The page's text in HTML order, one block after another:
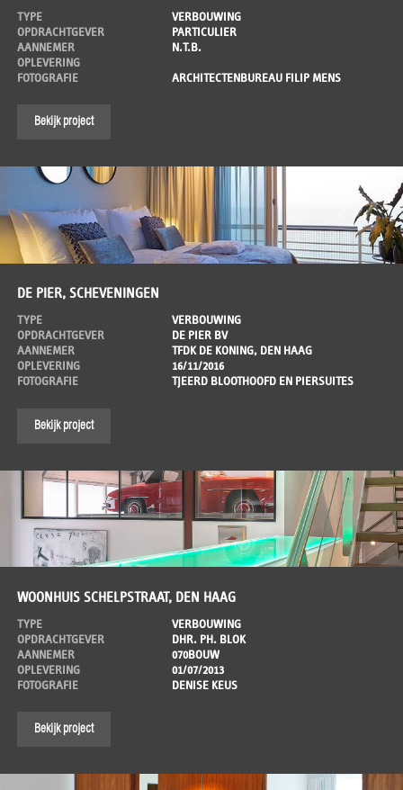
TYPE
VERBOUWING
OPDRACHTGEVER
PARTICULIER
AANNEMER
N.T.B.
OPLEVERING
FOTOGRAFIE
ARCHITECTENBUREAU FILIP MENS
Bekijk project
DE PIER, SCHEVENINGEN
TYPE
VERBOUWING
OPDRACHTGEVER
DE PIER BV
AANNEMER
TFDK DE KONING, DEN HAAG
OPLEVERING
16/11/2016
FOTOGRAFIE
TJEERD BLOOTHOOFD EN PIERSUITES
Bekijk project
WOONHUIS SCHELPSTRAAT, DEN HAAG
TYPE
VERBOUWING
OPDRACHTGEVER
DHR. PH. BLOK
AANNEMER
070BOUW
OPLEVERING
01/07/2013
FOTOGRAFIE
DENISE KEUS
Bekijk project